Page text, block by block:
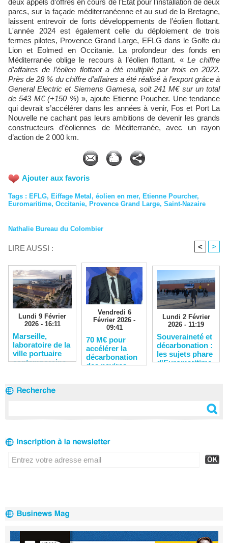
deux appels d’offres en cours de l’État pour l’installation de deux
parcs, sur la façade méditerranéenne et au sud de la Bretagne,
laissent entrevoir de forts développements de l’éolien flottant.
L'année 2024 est également celle du déploiement de trois
fermes pilotes, Provence Grand Large, EFLG dans le Golfe du
Lion et Eolmed en Occitanie. La profondeur des fonds en
Méditerranée oblige le recours à l’éolien flottant. «Le chiffre
d’affaires de l’éolien flottant a été multiplié par trois en 2022.
Près de 28 % du chiffre d’affaires a été réalisé à l’export grâce à
General Electric et Siemens Gamesa, soit 241 M€ sur un total
de 543 M€ (+150 %) », ajoute Etienne Poucher. Une tendance
qui devrait s’accélérer dans les années à venir, Fos et Port La
Nouvelle ne cachant pas leurs ambitions de devenir les grands
constructeurs d’éoliennes de Méditerranée, avec un rayon
d’action de 2 000 km.
Ajouter aux favoris
Tags : EFLG, Eiffage Metal , éolien en mer, Etienne Pourcher,
Euromaritime, Occitanie, Provence Grand Large, Saint-Nazaire
Nathalie Bureau du Colombier
LIRE AUSSI : < >
Lundi 9 Février
2026 - 16:11
​Marseille,
laboratoire de la
ville portuaire
contemporaine
Vendredi 6
Février 2026 -
09:41
​70 M€ pour
accélérer la
décarbonation
des navires,
Lundi 2 Février
2026 - 11:19
Souveraineté et
décarbonation :
les sujets phare
d'Euromaritime